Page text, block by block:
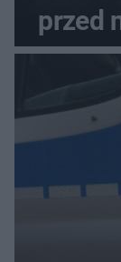
przed